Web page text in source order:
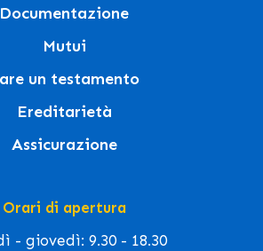
Documentazione
Mutui
un testamento
Ereditarietà
Assicurazione
Orari di apertura
- giovedì: 9.30 - 18.30